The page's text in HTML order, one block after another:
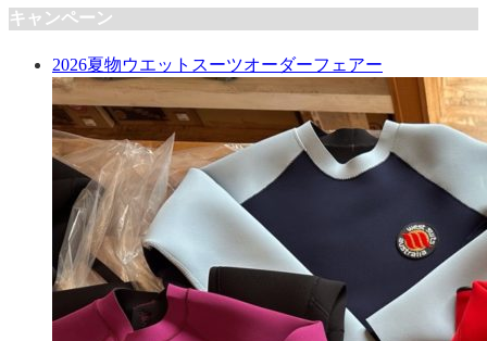
キャンペーン
2026夏物ウエットスーツオーダーフェアー